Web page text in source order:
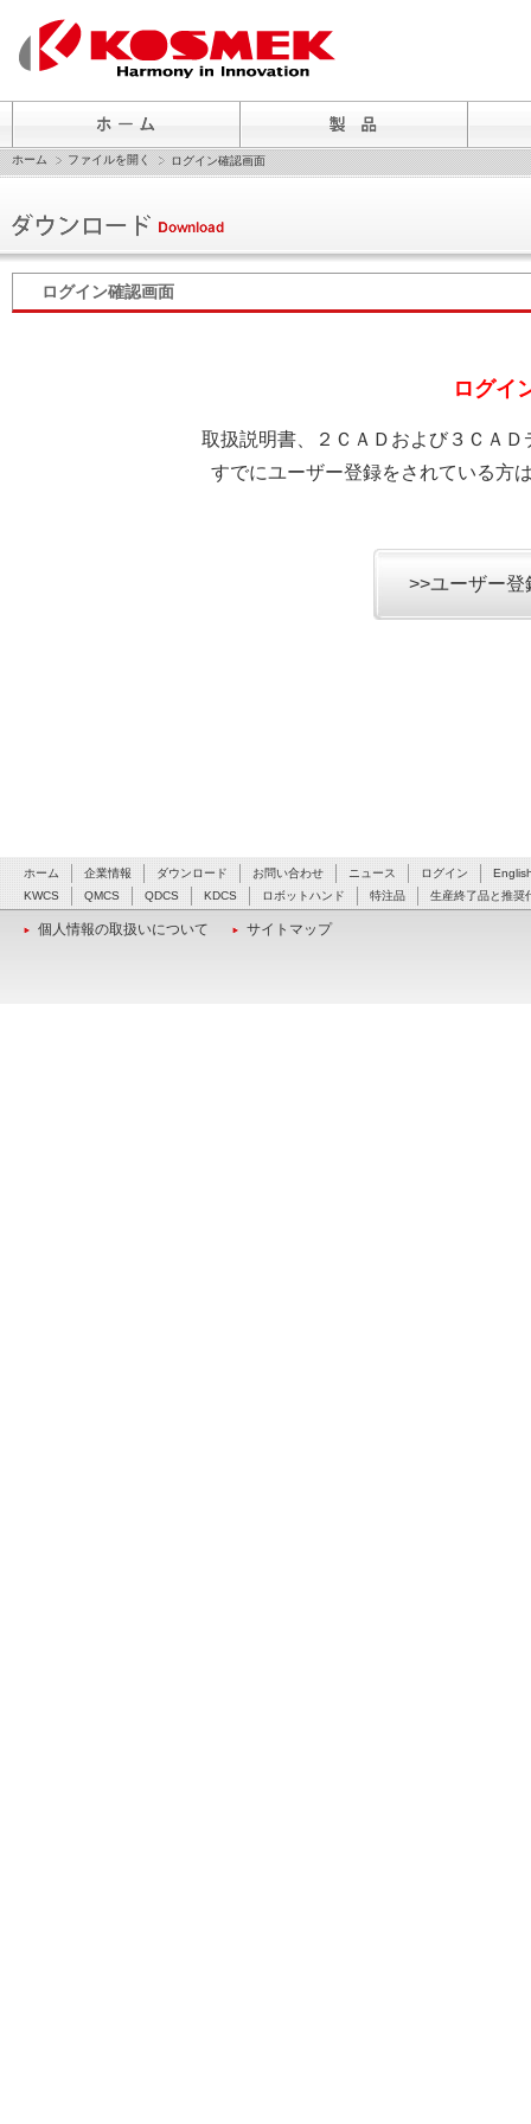
ホーム ファイルを開く ログイン確認画面
ログイン確認画面
ログイ
取扱説明書、２ＣＡＤおよび３ＣＡ
すでにユーザー登録をされている方
>>ユーザー
ホーム 企業情報 ダウンロード お問い合わせ ニュース ログイン
KWCS
QMCS QDCS KDCS ロボットハンド 特注品 生産終了品と推奨
個人情報の取扱いについて サイトマップ